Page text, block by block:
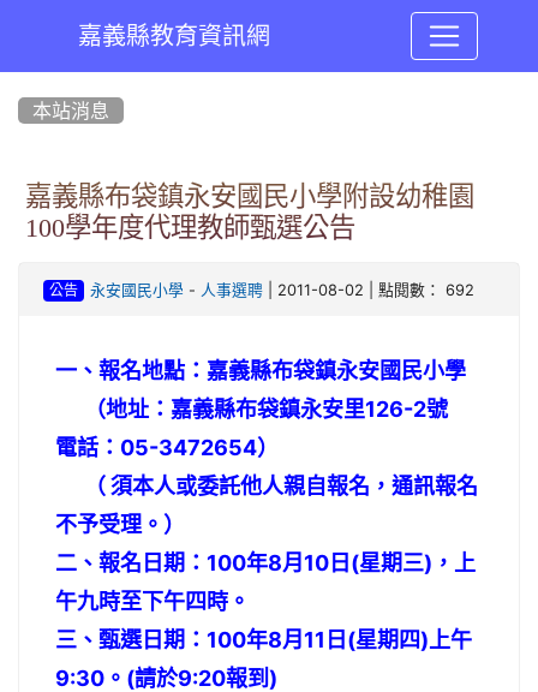
嘉義縣教育資訊網
本站消息
嘉義縣布袋鎮永安國民小學附設幼稚園
100學年度代理教師甄選公告
公告 永安國民小學- 人事選聘| 2011-08-02 | 點閱數： 692
一、報名地點：嘉義縣布袋鎮永安國民小學
（地址：嘉義縣布袋鎮永安里126-2號
電話：05-3472654）
（ 須本人或委託他人親自報名，通訊報名
不予受理。）
二、報名日期：100年8月10日(星期三)，上
午九時至下午四時。
三、甄選日期：100年8月11日(星期四)上午
9:30。(請於9:20報到)